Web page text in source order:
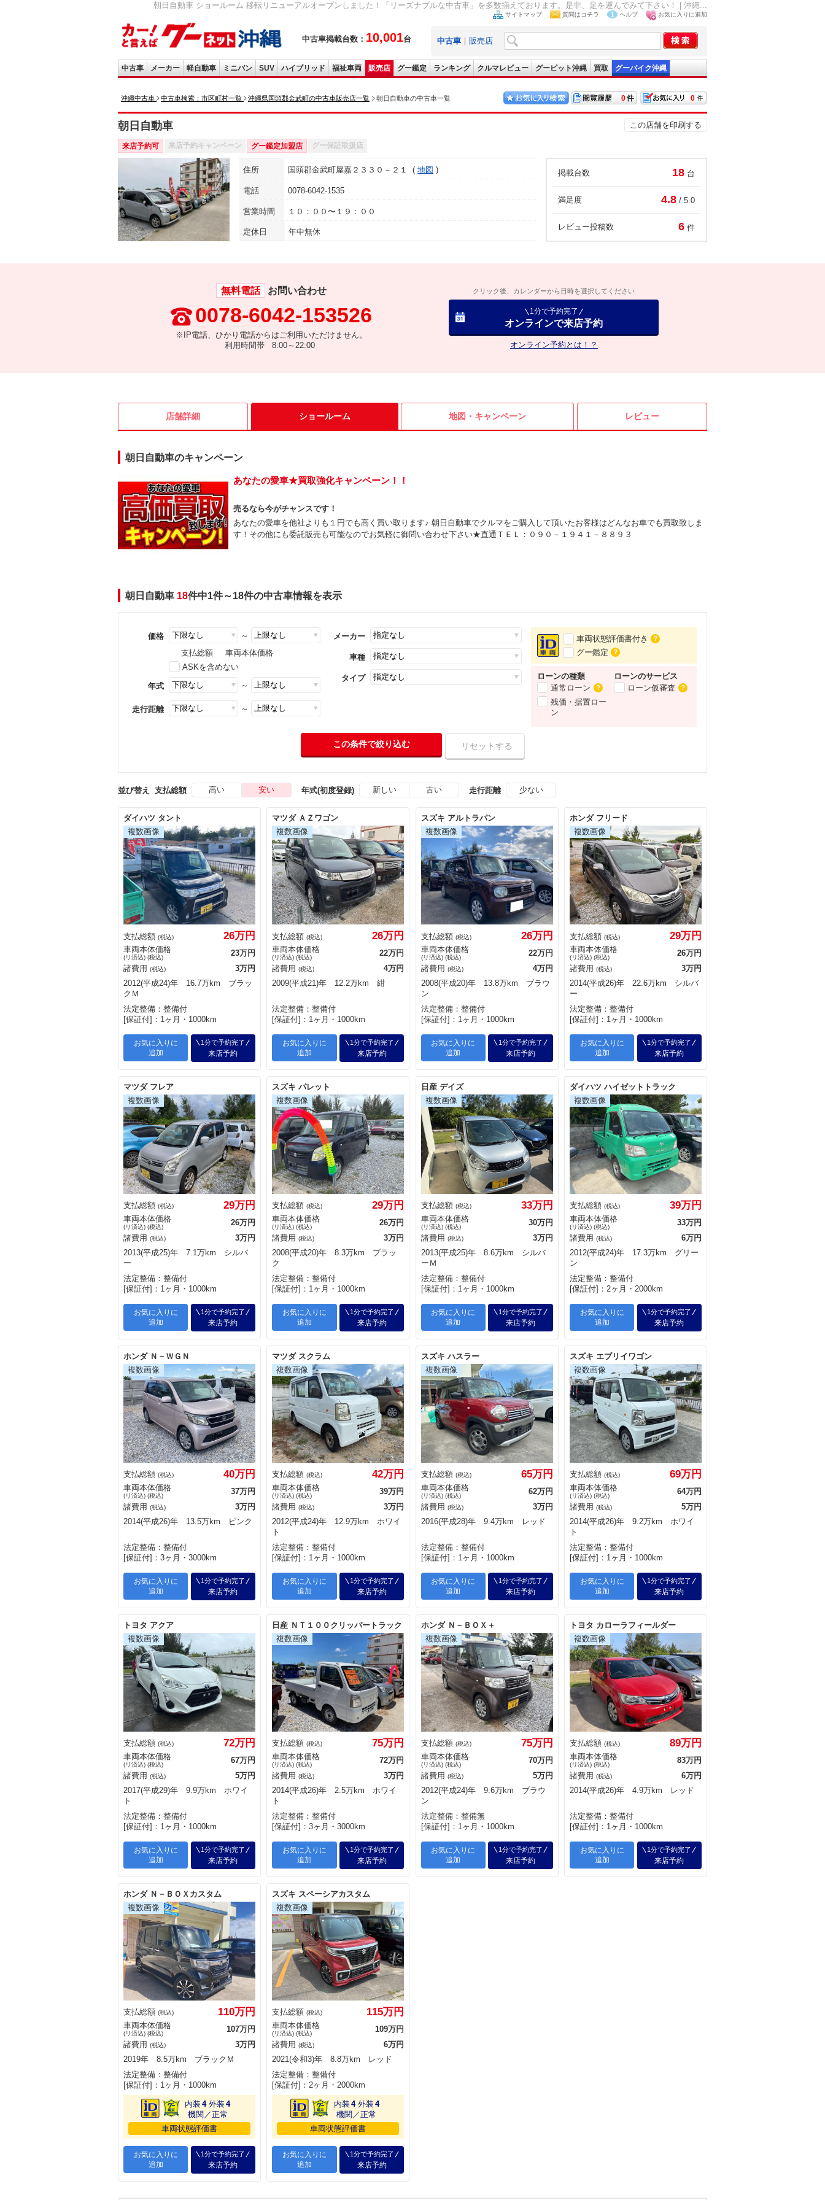
朝日自動車 ショールーム 移転リニューアルオープンしました！「リーズナブルな中古車」を多数揃えております。是非、足を運んでみて下さい！ | 沖縄...
中古車掲載台数： 10,001台
サイトマップ 質問はコチラ ヘルプ お気に入りに追加
中古車 ｜ 販売店
中古車 メーカー 軽自動車 ミニバン SUV ハイブリッド 福祉車両 販売店 グー鑑定 ランキング クルマレビュー グーピット沖縄 買取 グーバイク沖縄
沖縄中古車 中古車検索：市区町村一覧 沖縄県国頭郡金武町の中古車販売店一覧 朝日自動車の中古車一覧 0
0
朝日自動車 この店舗を印刷する
来店予約可 来店予約キャンペーン グー鑑定加盟店 グー保証取扱店
住所 国頭郡金武町屋嘉２３３０－２１ 地図
電話 0078-6042-1535
営業時間 １０：００〜１９：００
定休日 年中無休
掲載台数 18 台
満足度 4.8 / 5.0
レビュー投稿数 6 件
無料電話 お問い合わせ
0078-6042-153526
※IP電話、ひかり電話からはご利用いただけません。
利用時間帯 8:00～22:00
クリック後、カレンダーから日時を選択してください
1分で予約完了
オンラインで来店予約
オンライン予約とは！？
店舗詳細 ショールーム 地図・ キャンペーン レビュー
朝日自動車のキャンペーン
あなたの愛車★買取強化キャンペーン！！
売るなら今がチャンスです！
あなたの愛車を他社よりも１円でも高く買い取ります♪ 朝日自動車でクルマをご購入して頂いたお客様はどんなお車でも買取致しま
す！その他にも委託販売も可能なのでお気軽に御問い合わせ下さい★直通ＴＥＬ：０９０－１９４１－８８９３
朝日自動車 18件中1件～18件の中古車情報を表示
価格
～
支払総額
車両本体価格
ASKを含めない
年式 ～
走行距離 ～
メーカー
車種
タイプ
車両状態評価書付き ？
グー鑑定 ？
ローンの種類
通常ローン
？
残価・据置ロー
ン
ローンのサービス
ローン仮審査
？
並び替え 支払総額 高い 安い 年式(初度登録) 新しい 古い 走行距離 少ない
ダイハツ タント
支払総額 (税込) 26万円
車両本体価格
(リ済込) (税込)
23万円
諸費用 (税込)
3万円
2012(平成24)年 16.7万km ブラッ
クＭ
法定整備：整備付
[保証付]：1ヶ月・1000km
お気に入りに
追加
1分で予約完了
来店予約
マツダ ＡＺワゴン
支払総額 (税込) 26万円
車両本体価格
(リ済込) (税込)
22万円
諸費用 (税込)
4万円
2009(平成21)年 12.2万km 紺
法定整備：整備付
[保証付]：1ヶ月・1000km
お気に入りに
追加
1分で予約完了
来店予約
スズキ アルトラパン
支払総額 (税込) 26万円
車両本体価格
(リ済込) (税込)
22万円
諸費用 (税込)
4万円
2008(平成20)年 13.8万km ブラウ
ン
法定整備：整備付
[保証付]：1ヶ月・1000km
お気に入りに
追加
1分で予約完了
来店予約
ホンダ フリード
支払総額 (税込) 29万円
車両本体価格
(リ済込) (税込)
26万円
諸費用 (税込)
3万円
2014(平成26)年 22.6万km シルバ
ー
法定整備：整備付
[保証付]：1ヶ月・1000km
お気に入りに
追加
1分で予約完了
来店予約
マツダ フレア
支払総額 (税込) 29万円
車両本体価格
(リ済込) (税込)
26万円
諸費用 (税込)
3万円
2013(平成25)年 7.1万km シルバ
ー
法定整備：整備付
[保証付]：1ヶ月・1000km
お気に入りに
追加
1分で予約完了
来店予約
スズキ パレット
支払総額 (税込) 29万円
車両本体価格
(リ済込) (税込)
26万円
諸費用 (税込)
3万円
2008(平成20)年 8.3万km ブラッ
ク
法定整備：整備付
[保証付]：1ヶ月・1000km
お気に入りに
追加
1分で予約完了
来店予約
日産 デイズ
支払総額 (税込) 33万円
車両本体価格
(リ済込) (税込)
30万円
諸費用 (税込)
3万円
2013(平成25)年 8.6万km シルバ
ーＭ
法定整備：整備付
[保証付]：1ヶ月・1000km
お気に入りに
追加
1分で予約完了
来店予約
ダイハツ ハイゼットトラック
支払総額 (税込) 39万円
車両本体価格
(リ済込) (税込)
33万円
諸費用 (税込)
6万円
2012(平成24)年 17.3万km グリー
ン
法定整備：整備付
[保証付]：2ヶ月・2000km
お気に入りに
追加
1分で予約完了
来店予約
ホンダ Ｎ－ＷＧＮ
支払総額 (税込) 40万円
車両本体価格
(リ済込) (税込)
37万円
諸費用 (税込)
3万円
2014(平成26)年 13.5万km ピンク
法定整備：整備付
[保証付]：3ヶ月・3000km
お気に入りに
追加
1分で予約完了
来店予約
マツダ スクラム
支払総額 (税込) 42万円
車両本体価格
(リ済込) (税込)
39万円
諸費用 (税込)
3万円
2012(平成24)年 12.9万km ホワイ
ト
法定整備：整備付
[保証付]：1ヶ月・1000km
お気に入りに
追加
1分で予約完了
来店予約
スズキ ハスラー
支払総額 (税込) 65万円
車両本体価格
(リ済込) (税込)
62万円
諸費用 (税込)
3万円
2016(平成28)年 9.4万km レッド
法定整備：整備付
[保証付]：1ヶ月・1000km
お気に入りに
追加
1分で予約完了
来店予約
スズキ エブリイワゴン
支払総額 (税込) 69万円
車両本体価格
(リ済込) (税込)
64万円
諸費用 (税込)
5万円
2014(平成26)年 9.2万km ホワイ
ト
法定整備：整備付
[保証付]：1ヶ月・1000km
お気に入りに
追加
1分で予約完了
来店予約
トヨタ アクア
支払総額 (税込) 72万円
車両本体価格
(リ済込) (税込)
67万円
諸費用 (税込)
5万円
2017(平成29)年 9.9万km ホワイ
ト
法定整備：整備付
[保証付]：1ヶ月・1000km
お気に入りに
追加
1分で予約完了
来店予約
日産 ＮＴ１００クリッパートラック
支払総額 (税込) 75万円
車両本体価格
(リ済込) (税込)
72万円
諸費用 (税込)
3万円
2014(平成26)年 2.5万km ホワイ
ト
法定整備：整備付
[保証付]：3ヶ月・3000km
お気に入りに
追加
1分で予約完了
来店予約
ホンダ Ｎ－ＢＯＸ＋
支払総額 (税込) 75万円
車両本体価格
(リ済込) (税込)
70万円
諸費用 (税込)
5万円
2012(平成24)年 9.6万km ブラウ
ン
法定整備：整備無
[保証付]：1ヶ月・1000km
お気に入りに
追加
1分で予約完了
来店予約
トヨタ カローラフィールダー
支払総額 (税込) 89万円
車両本体価格
(リ済込) (税込)
83万円
諸費用 (税込)
6万円
2014(平成26)年 4.9万km レッド
法定整備：整備付
[保証付]：1ヶ月・1000km
お気に入りに
追加
1分で予約完了
来店予約
ホンダ Ｎ－ＢＯＸカスタム
支払総額 (税込) 110万円
車両本体価格
(リ済込) (税込)
107万円
諸費用 (税込)
3万円
2019年 8.5万km ブラックＭ
法定整備：整備付
[保証付]：1ヶ月・1000km
内装 4 外装 4
機関／正常
車両状態評価書
お気に入りに
追加
1分で予約完了
来店予約
スズキ スペーシアカスタム
支払総額 (税込) 115万円
車両本体価格
(リ済込) (税込)
109万円
諸費用 (税込)
6万円
2021(令和3)年 8.8万km レッド
法定整備：整備付
[保証付]：2ヶ月・2000km
内装 4 外装 4
機関／正常
車両状態評価書
お気に入りに
追加
1分で予約完了
来店予約